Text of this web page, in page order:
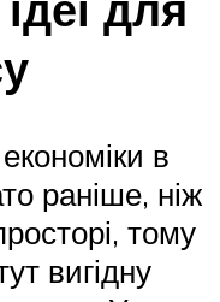
в
раніше, ніж
тому
вигідну